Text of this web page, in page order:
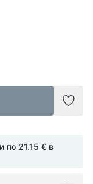
по 21.15 € в